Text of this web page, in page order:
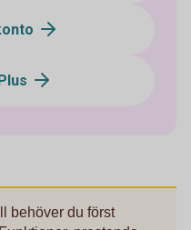
behöver du först